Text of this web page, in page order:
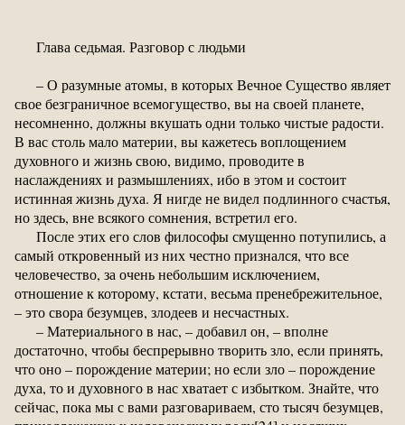
Глава седьмая. Разговор с людьми
– О разумные атомы, в которых Вечное Существо являет
свое безграничное всемогущество, вы на своей планете,
несомненно, должны вкушать одни только чистые радости.
В вас столь мало материи, вы кажетесь воплощением
духовного и жизнь свою, видимо, проводите в
наслаждениях и размышлениях, ибо в этом и состоит
истинная жизнь духа. Я нигде не видел подлинного счастья,
но здесь, вне всякого сомнения, встретил его.
После этих его слов философы смущенно потупились, а
самый откровенный из них честно признался, что все
человечество, за очень небольшим исключением,
отношение к которому, кстати, весьма пренебрежительное,
– это свора безумцев, злодеев и несчастных.
– Материального в нас, – добавил он, – вполне
достаточно, чтобы беспрерывно творить зло, если принять,
что оно – порождение материи; но если зло – порождение
духа, то и духовного в нас хватает с избытком. Знайте, что
сейчас, пока мы с вами разговариваем, сто тысяч безумцев,